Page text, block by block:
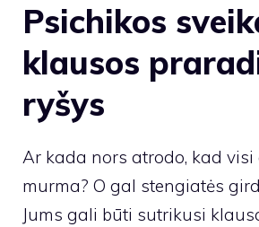
Psichikos
klausos
ryšys
Ar kada nors atrodo, kad
murma? O gal stengiatės
Jums gali būti sutrikusi